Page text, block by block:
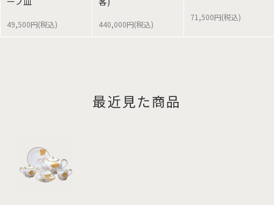
49,500円(税込) 440,000円(税込)
71,500円(税込)
最近見た商品